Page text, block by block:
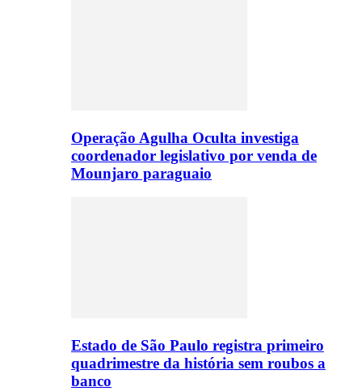
Operação Agulha Oculta investiga
coordenador legislativo por venda de
Mounjaro paraguaio
Estado de São Paulo registra primeiro
quadrimestre da história sem roubos a
banco